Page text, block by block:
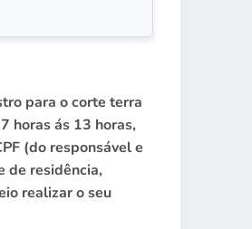
para o corte terra
horas ás 13 horas,
(do responsável e
de residência,
realizar o seu